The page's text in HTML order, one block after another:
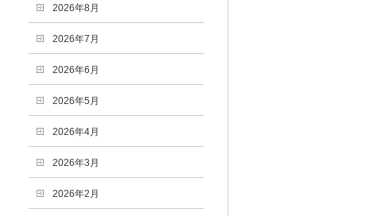
2026年8月
2026年7月
2026年6月
2026年5月
2026年4月
2026年3月
2026年2月